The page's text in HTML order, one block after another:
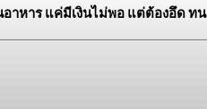
หาร แค่มีเงินไม่พอ แต่ต้องอึด ท